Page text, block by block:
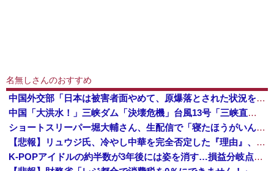
名無しさんのおすすめ
中国外交部「日本は被害者面やめて、原爆落とされた状況を反省すべき」
中国「大洪水！」三峡ダム「決壊危機」台風13号「三峡直撃確定」日本「最も強い勢力で接近！（伊勢湾台風級」台風13号と15号「中国本土でぶつかり合...
ショートスリーパー堀大輔さん、生配信で「寝たほうがいんじゃないですか？」というコメントにブチギレ！ガチで怖すぎると話題に・・・
【悲報】リュウジ氏、冷やし中華を完全否定した『理由』、ガチでヤバイ・・・・・・
K-POPアイドルの約半数が3年後には姿を消す…損益分岐点突破は4％未満